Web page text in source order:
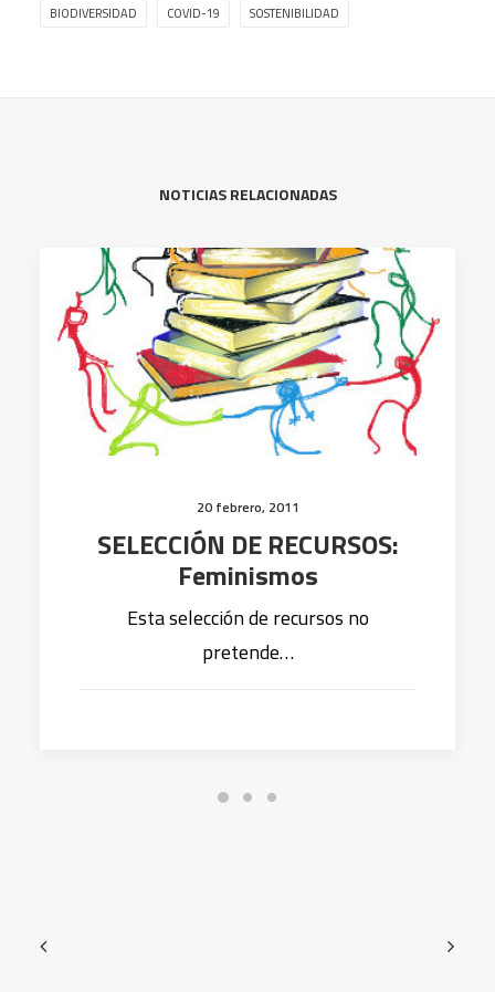
BIODIVERSIDAD COVID-19 SOSTENIBILIDAD
NOTICIAS RELACIONADAS
20 febrero, 2011
SELECCIÓN DE RECURSOS:
Feminismos
Esta selección de recursos no
pretende…